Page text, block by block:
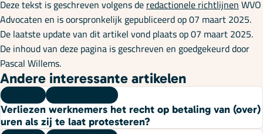
Over ons
Deze tekst is geschreven volgens deredactionele richtlijnenWVO
Advocaten en is oorspronkelijk gepubliceerd op 07 maart 2025.
De laatste update van dit artikel vond plaats op 07 maart 2025.
De inhoud van deze pagina is geschreven en goedgekeurd door
Pascal Willems.
Andere interessante artikelen
Verliezen werknemers het recht op betaling van (over)
uren als zij te laat protesteren?